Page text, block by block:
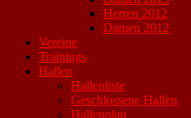
Herren 2012
Damen 2012
Vereine
Trainings
Hallen
Hallenliste
Geschlossene Hallen
Hallenplan